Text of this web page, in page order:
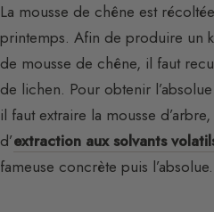
La mousse de chêne est
printemps. Afin de produire un
de mousse de chêne, il faut
de lichen. Pour obtenir
il faut extraire la mousse
d’extraction aux solvants
fameuse concrète puis l’absolue.